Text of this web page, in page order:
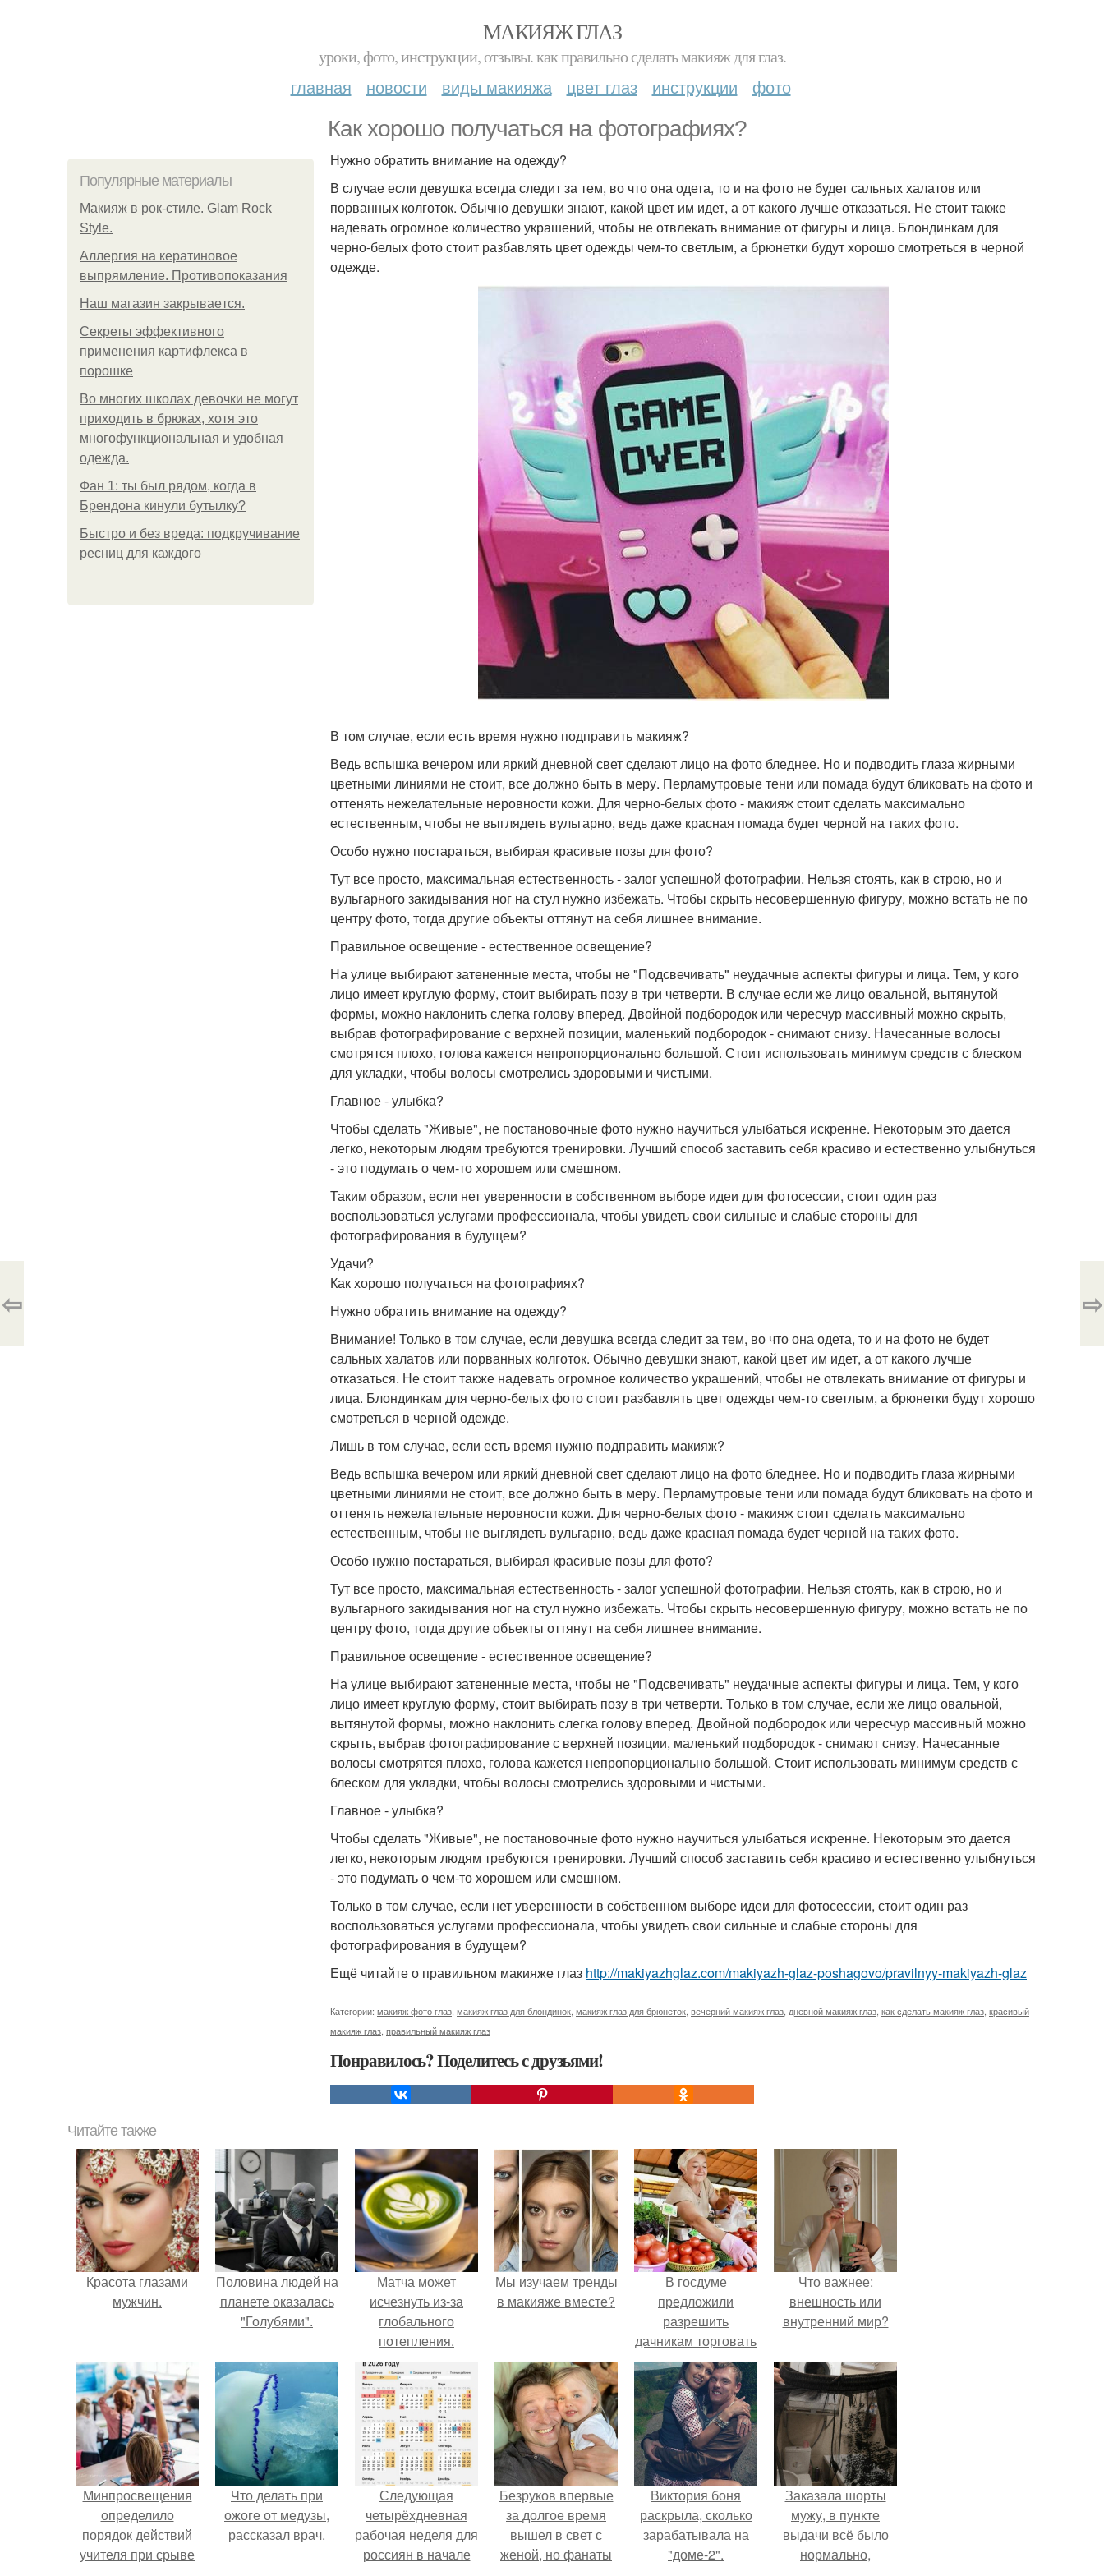
МАКИЯЖ ГЛАЗ
уроки, фото, инструкции, отзывы. как правильно сделать макияж для глаз.
главная новости виды макияжа цвет глаз инструкции фото
Как хорошо получаться на фотографиях?
Популярные материалы
Макияж в рок-стиле. Glam Rock
Style.
Аллергия на кератиновое
выпрямление. Противопоказания
Нaш магaзин зaкрывaeтся.
Секреты эффективного
применения картифлекса в
порошке
Во многих школах девочки не могут
приходить в брюках, хотя это
многофункциональная и удобная
одежда.
Фан 1: ты был рядом, когда в
Брендона кинули бутылку?
Быстро и без вреда: подкручивание
ресниц для каждого
Нужно обратить внимание на одежду?
В случае если девушка всегда следит за тем, во что она одета, то и на фото не будет сальных халатов или
порванных колготок. Обычно девушки знают, какой цвет им идет, а от какого лучше отказаться. Не стоит также
надевать огромное количество украшений, чтобы не отвлекать внимание от фигуры и лица. Блондинкам для
черно-белых фото стоит разбавлять цвет одежды чем-то светлым, а брюнетки будут хорошо смотреться в черной
одежде.
В том случае, если есть время нужно подправить макияж?
Ведь вспышка вечером или яркий дневной свет сделают лицо на фото бледнее. Но и подводить глаза жирными
цветными линиями не стоит, все должно быть в меру. Перламутровые тени или помада будут бликовать на фото и
оттенять нежелательные неровности кожи. Для черно-белых фото - макияж стоит сделать максимально
естественным, чтобы не выглядеть вульгарно, ведь даже красная помада будет черной на таких фото.
Особо нужно постараться, выбирая красивые позы для фото?
Тут все просто, максимальная естественность - залог успешной фотографии. Нельзя стоять, как в строю, но и
вульгарного закидывания ног на стул нужно избежать. Чтобы скрыть несовершенную фигуру, можно встать не по
центру фото, тогда другие объекты оттянут на себя лишнее внимание.
Правильное освещение - естественное освещение?
На улице выбирают затененные места, чтобы не "Подсвечивать" неудачные аспекты фигуры и лица. Тем, у кого
лицо имеет круглую форму, стоит выбирать позу в три четверти. В случае если же лицо овальной, вытянутой
формы, можно наклонить слегка голову вперед. Двойной подбородок или чересчур массивный можно скрыть,
выбрав фотографирование с верхней позиции, маленький подбородок - снимают снизу. Начесанные волосы
смотрятся плохо, голова кажется непропорционально большой. Стоит использовать минимум средств с блеском
для укладки, чтобы волосы смотрелись здоровыми и чистыми.
Главное - улыбка?
Чтобы сделать "Живые", не постановочные фото нужно научиться улыбаться искренне. Некоторым это дается
легко, некоторым людям требуются тренировки. Лучший способ заставить себя красиво и естественно улыбнуться
- это подумать о чем-то хорошем или смешном.
Таким образом, если нет уверенности в собственном выборе идеи для фотосессии, стоит один раз
воспользоваться услугами профессионала, чтобы увидеть свои сильные и слабые стороны для
фотографирования в будущем?
Удачи?
Как хорошо получаться на фотографиях?
Нужно обратить внимание на одежду?
Внимание! Только в том случае, если девушка всегда следит за тем, во что она одета, то и на фото не будет
сальных халатов или порванных колготок. Обычно девушки знают, какой цвет им идет, а от какого лучше
отказаться. Не стоит также надевать огромное количество украшений, чтобы не отвлекать внимание от фигуры и
лица. Блондинкам для черно-белых фото стоит разбавлять цвет одежды чем-то светлым, а брюнетки будут хорошо
смотреться в черной одежде.
Лишь в том случае, если есть время нужно подправить макияж?
Ведь вспышка вечером или яркий дневной свет сделают лицо на фото бледнее. Но и подводить глаза жирными
цветными линиями не стоит, все должно быть в меру. Перламутровые тени или помада будут бликовать на фото и
оттенять нежелательные неровности кожи. Для черно-белых фото - макияж стоит сделать максимально
естественным, чтобы не выглядеть вульгарно, ведь даже красная помада будет черной на таких фото.
Особо нужно постараться, выбирая красивые позы для фото?
Тут все просто, максимальная естественность - залог успешной фотографии. Нельзя стоять, как в строю, но и
вульгарного закидывания ног на стул нужно избежать. Чтобы скрыть несовершенную фигуру, можно встать не по
центру фото, тогда другие объекты оттянут на себя лишнее внимание.
Правильное освещение - естественное освещение?
На улице выбирают затененные места, чтобы не "Подсвечивать" неудачные аспекты фигуры и лица. Тем, у кого
лицо имеет круглую форму, стоит выбирать позу в три четверти. Только в том случае, если же лицо овальной,
вытянутой формы, можно наклонить слегка голову вперед. Двойной подбородок или чересчур массивный можно
скрыть, выбрав фотографирование с верхней позиции, маленький подбородок - снимают снизу. Начесанные
волосы смотрятся плохо, голова кажется непропорционально большой. Стоит использовать минимум средств с
блеском для укладки, чтобы волосы смотрелись здоровыми и чистыми.
Главное - улыбка?
Чтобы сделать "Живые", не постановочные фото нужно научиться улыбаться искренне. Некоторым это дается
легко, некоторым людям требуются тренировки. Лучший способ заставить себя красиво и естественно улыбнуться
- это подумать о чем-то хорошем или смешном.
Только в том случае, если нет уверенности в собственном выборе идеи для фотосессии, стоит один раз
воспользоваться услугами профессионала, чтобы увидеть свои сильные и слабые стороны для
фотографирования в будущем?
Ещё читайте о правильном макияже глаз http://makiyazhglaz.com/makiyazh-glaz-poshagovo/pravilnyy-makiyazh-glaz
Категории: макияж фото глаз макияж глаз для блондинок макияж глаз для брюнеток вечерний макияж глаз дневной макияж глаз как сделать макияж глаз красивый
макияж глаз правильный макияж глаз
Понравилось? Поделитесь с друзьями!
⇦ ⇨
Читайте также
Красота глазами
мужчин.
Половина людей на
планете оказалась
"Голубями".
Матча может
исчезнуть из-за
глобального
потепления.
Мы изучаем тренды
в макияже вместе?
В госдуме
предложили
разрешить
дачникам торговать
своей
сельхозпродукцией
в людных местах.
Что важнее:
внешность или
внутренний мир?
Минпросвещения
определило
порядок действий
учителя при срыве
Что делать при
ожоге от медузы,
рассказал врач.
Следующая
четырёхдневная
рабочая неделя для
россиян в начале
Безруков впервые
за долгое время
вышел в свет с
женой, но фанаты
Виктория боня
раскрыла, сколько
зарабатывала на
"доме-2".
Заказала шорты
мужу, в пункте
выдачи всё было
нормально,